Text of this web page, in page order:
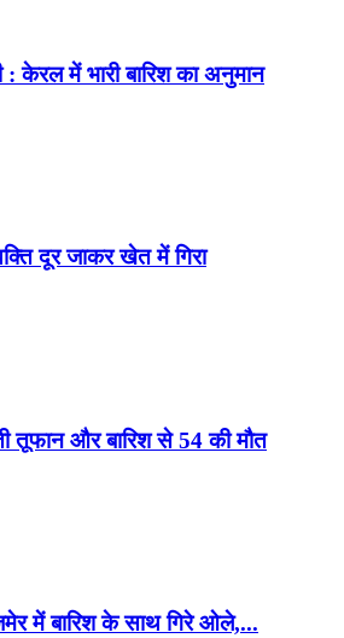
: केरल में भारी बारिश का अनुमान
दूर जाकर खेत में गिरा
तूफान और बारिश से 54 की मौत
में बारिश के साथ​ गिरे ओले,...